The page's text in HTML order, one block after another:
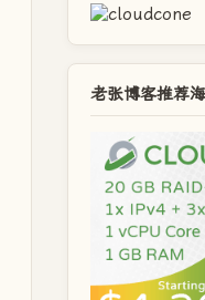
老张博客推荐